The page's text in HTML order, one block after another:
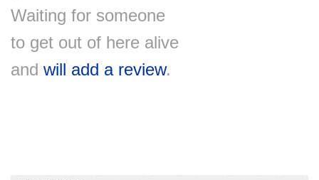
Waiting for someone
to get out of here alive
and will add a review.